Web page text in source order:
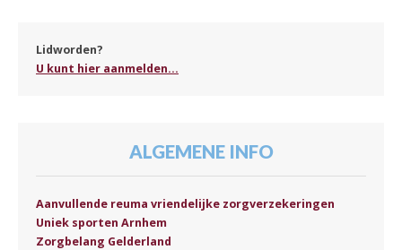
Lidworden?
U kunt hier aanmelden...
ALGEMENE INFO
Aanvullende reuma vriendelijke zorgverzekeringen
Uniek sporten Arnhem
Zorgbelang Gelderland